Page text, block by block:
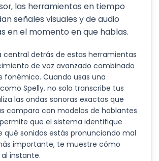
las herramientas en tiempo
señales visuales y de audio
en el momento en que hablas.
central detrás de estas herramientas
de voz avanzado combinado
fonémico. Cuando usas una
Spelly, no solo transcribe tus
las ondas sonoras exactas que
compara con modelos de hablantes
que el sistema identifique
sonidos estás pronunciando mal
importante, te muestre cómo
instante.